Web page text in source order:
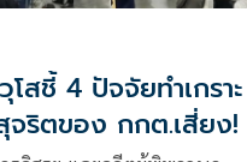
สชี้ 4 ปัจจัยทำเกราะ
จริตของ กกต.เสี่ยง!